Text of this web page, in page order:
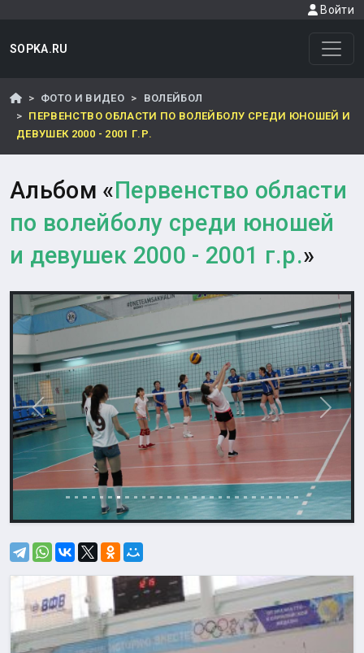
Войти
SOPKA.RU
ФОТО И ВИДЕО
ВОЛЕЙБОЛ
ПЕРВЕНСТВО ОБЛАСТИ ПО ВОЛЕЙБОЛУ СРЕДИ ЮНОШЕЙ И
ДЕВУШЕК 2000 - 2001 Г.Р.
Альбом «Первенство области
по волейболу среди юношей
и девушек 2000 - 2001 г.р.»
Назад